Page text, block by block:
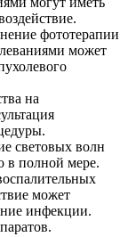
фототерапии
может
на
световых волн
в полной мере.
может
инфекции.